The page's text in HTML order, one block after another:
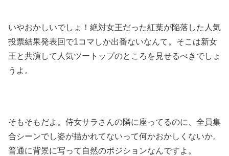
いやおかしいでしょ！絶対女王だった紅葉が陥落した人気
投票結果発表回で1コマしか出番ないなんて。そこは新女
王と共演して人気ツートップのところを見せるべきでしょ
うよ。
そもそもだよ。侍女サラさんの隣に座ってるのに、全員集
合シーンでし姿が描かれてないって何かおかしくないか。
普通に背景に写って自然のポジションなんですよ。